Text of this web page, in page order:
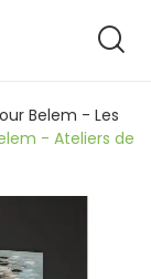
Belem - Les
- Ateliers de